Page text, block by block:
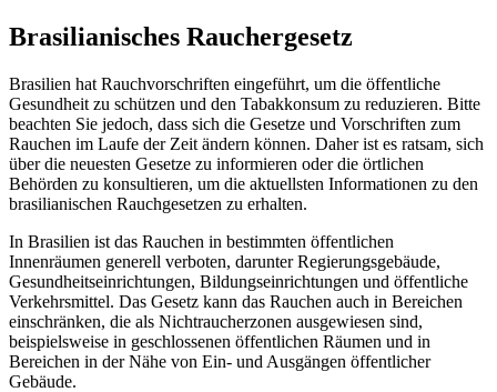
Brasilianisches Rauchergesetz
Brasilien hat Rauchvorschriften eingeführt, um die öffentliche
Gesundheit zu schützen und den Tabakkonsum zu reduzieren. Bitte
beachten Sie jedoch, dass sich die Gesetze und Vorschriften zum
Rauchen im Laufe der Zeit ändern können. Daher ist es ratsam, sich
über die neuesten Gesetze zu informieren oder die örtlichen
Behörden zu konsultieren, um die aktuellsten Informationen zu den
brasilianischen Rauchgesetzen zu erhalten.
In Brasilien ist das Rauchen in bestimmten öffentlichen
Innenräumen generell verboten, darunter Regierungsgebäude,
Gesundheitseinrichtungen, Bildungseinrichtungen und öffentliche
Verkehrsmittel. Das Gesetz kann das Rauchen auch in Bereichen
einschränken, die als Nichtraucherzonen ausgewiesen sind,
beispielsweise in geschlossenen öffentlichen Räumen und in
Bereichen in der Nähe von Ein- und Ausgängen öffentlicher
Gebäude.